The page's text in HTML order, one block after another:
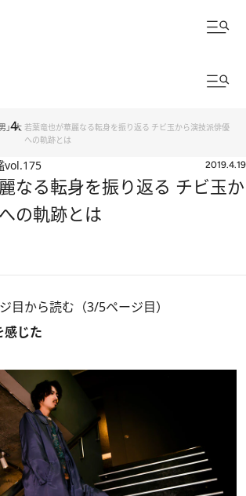
」大 若葉竜也が華麗なる転身を振り返る チビ玉から演技派俳優
への軌跡とは
vol.175 2019.4.19
なる転身を振り返る チビ玉か
の軌跡とは
目から読む（3/5ページ目）
感じた